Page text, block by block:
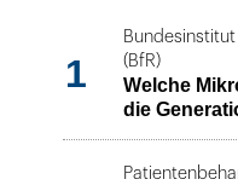
1
(BfR)
Welche
die